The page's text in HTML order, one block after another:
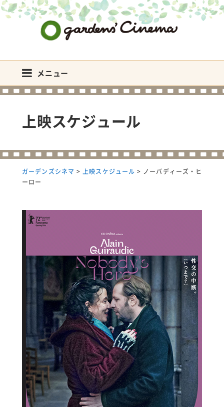
メニュー
上映スケジュール
ガーデンズシネマ >上映スケジュール > ノーバディーズ・ヒ
ーロー